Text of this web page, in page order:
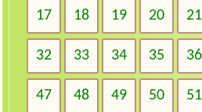
17 18 19 20 21
32 33 34 35 36
47 48 49 50 51